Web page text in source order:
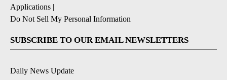
Applications |
Do Not Sell My Personal Information
SUBSCRIBE TO OUR EMAIL NEWSLETTERS
Daily News Update